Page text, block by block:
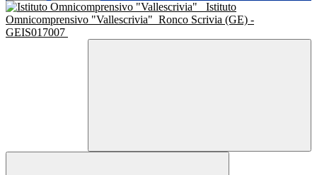
Istituto
Omnicomprensivo "Vallescrivia" Ronco Scrivia (GE) -
GEIS017007